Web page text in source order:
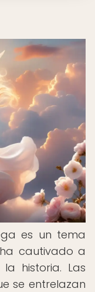
es un tema
cautivado a
historia. Las
se entrelazan